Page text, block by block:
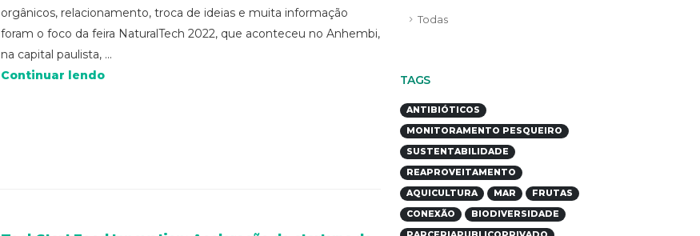
orgânicos, relacionamento, troca de ideias e muita informação
foram o foco da feira NaturalTech 2022, que aconteceu no Anhembi,
na capital paulista, ...
Continuar lendo
Todas
TAGS
ANTIBIÓTICOS
MONITORAMENTO PESQUEIRO
SUSTENTABILIDADE
REAPROVEITAMENTO
AQUICULTURA
MAR
FRUTAS
CONEXÃO
BIODIVERSIDADE